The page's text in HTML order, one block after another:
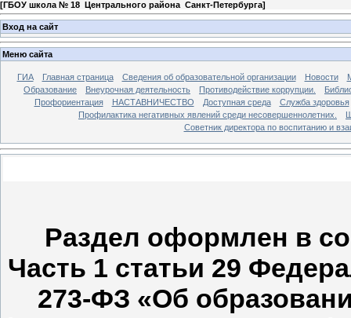
[ГБОУ школа № 18 Центрального района Санкт-Петербурга]
Вход на сайт
Меню сайта
ГИА Главная страница Сведения об образовательной организации Новости
Образование
Внеурочная деятельность Противодействие коррупции.
Профориентация
НАСТАВНИЧЕСТВО Доступная среда
Служба здоровья
Профилактика негативных явлений среди несовершеннолетних.
Советник директора по воспитанию и
Раздел оформлен в
Часть 1 статьи 29
273-ФЗ «Об